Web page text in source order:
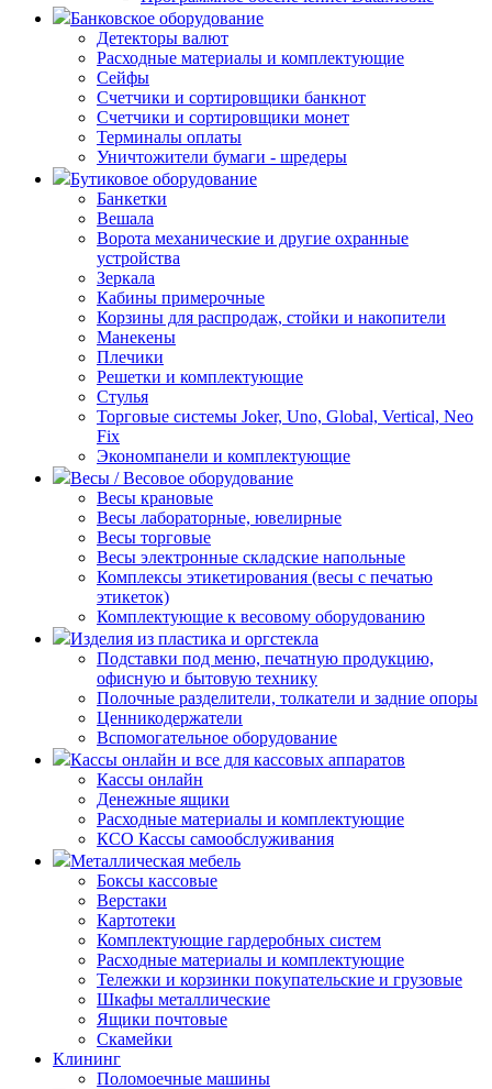
Банковское оборудование
Детекторы валют
Расходные материалы и комплектующие
Сейфы
Счетчики и сортировщики банкнот
Счетчики и сортировщики монет
Терминалы оплаты
Уничтожители бумаги - шредеры
Бутиковое оборудование
Банкетки
Вешала
Ворота механические и другие охранные
устройства
Зеркала
Кабины примерочные
Корзины для распродаж, стойки и накопители
Манекены
Плечики
Решетки и комплектующие
Стулья
Торговые системы Joker, Uno, Global, Vertical, Neo
Fix
Экономпанели и комплектующие
Весы / Весовое оборудование
Весы крановые
Весы лабораторные, ювелирные
Весы торговые
Весы электронные складские напольные
Комплексы этикетирования (весы с печатью
этикеток)
Комплектующие к весовому оборудованию
Изделия из пластика и оргстекла
Подставки под меню, печатную продукцию,
офисную и бытовую технику
Полочные разделители, толкатели и задние опоры
Ценникодержатели
Вспомогательное оборудование
Кассы онлайн и все для кассовых аппаратов
Кассы онлайн
Денежные ящики
Расходные материалы и комплектующие
КСО Кассы самообслуживания
Металлическая мебель
Боксы кассовые
Верстаки
Картотеки
Комплектующие гардеробных систем
Расходные материалы и комплектующие
Тележки и корзинки покупательские и грузовые
Шкафы металлические
Ящики почтовые
Скамейки
Клининг
Поломоечные машины